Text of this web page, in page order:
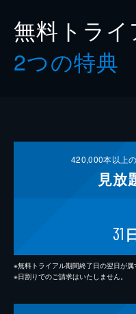
無料トラ
2つの特典
420,000本以上
見放
31
※無料トライアル期間終了日の翌日が属
※日割りでのご請求はいたしません。